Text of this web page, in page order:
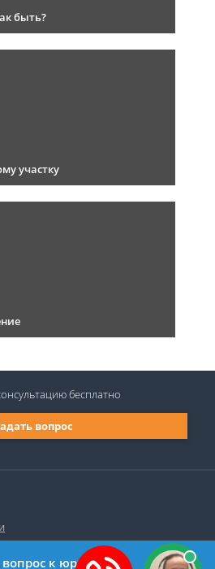
быть?
участку
вопрос
бесплатно
вопрос к юристу?